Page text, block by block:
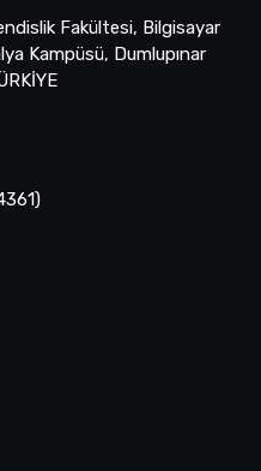
Fakültesi, Bilgisayar
Kampüsü, Dumlupınar